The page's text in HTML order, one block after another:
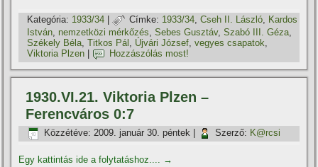
Kategória: 1933/34 Címke: 1933/34 ,Cseh II. László
Kardos
István nemzetközi mérkőzés ,Sebes Gusztáv,Szabó III. Géza
Székely Béla ,Titkos Pál Újvári József ,vegyes csapatok
Viktoria Plzen
Hozzászólás most!
1930.VI.21. Viktoria Plzen –
Ferencváros 0:7
Közzétéve: 2009. január 30. péntek Szerző: K@rcsi
Egy kattintás ide a folytatáshoz.... →